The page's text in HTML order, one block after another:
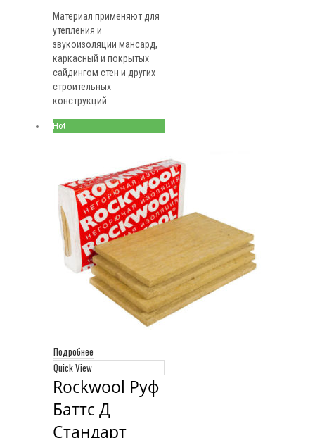
Материал применяют для
утепления и
звукоизоляции мансард,
каркасный и покрытых
сайдингом стен и других
строительных
конструкций.
Hot
Подробнее
Quick View
Rockwool Руф
Баттс Д
Стандарт